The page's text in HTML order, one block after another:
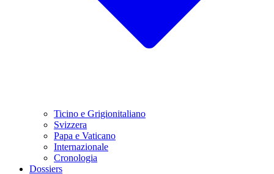
Ticino e Grigionitaliano
Svizzera
Papa e Vaticano
Internazionale
Cronologia
Dossiers